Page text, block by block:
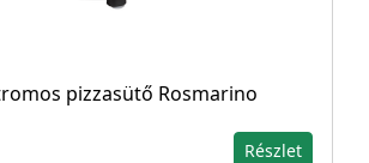
pizzasütő Rosmarino
Részlet